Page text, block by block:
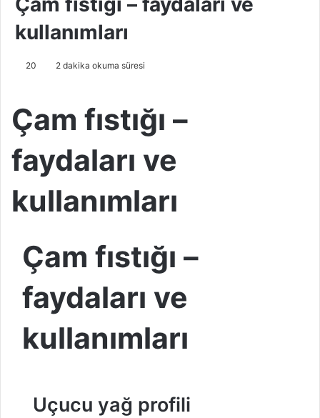
kullanımları
20 2 dakika okuma süresi
Çam fıstığı –
faydaları ve
kullanımları
Çam fıstığı –
faydaları ve
kullanımları
Uçucu yağ profili